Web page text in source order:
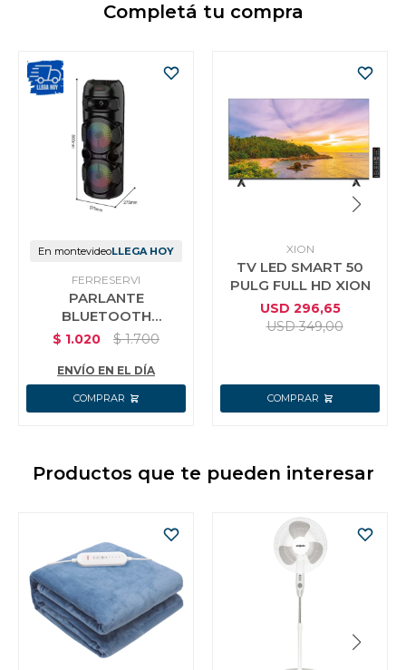
Completá tu compra
En montevideoLLEGA HOY
FERRESERVI
PARLANTE
BLUETOOTH
PORTATIL 20W LED
BATERIA 7500AH
$ 1.020 $ 1.700
ENVÍO EN EL DÍA
XION
TV LED SMART 50
PULG FULL HD XION
USD 296,65
USD 349,00
Productos que te pueden interesar